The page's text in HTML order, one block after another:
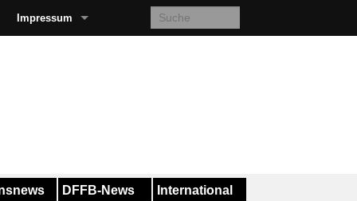
Impressum
DFFB-News International